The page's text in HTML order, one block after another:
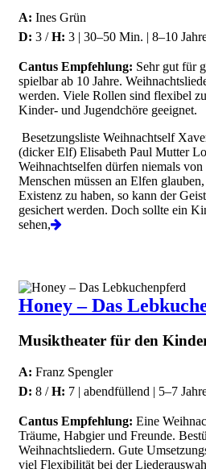
A: Ines Grün
D: 3 /H: 3 | 30–50 Min. | 8–10
Cantus Empfehlung: Sehr gut für
spielbar ab 10 Jahre.
werden. Viele Rollen sind flexibel
Kinder- und Jugendchöre geeignet.
Besetzungsliste Weihnachtself
(dicker Elf) Elisabeth Paul Mutter
Weihnachtselfen dürfen niemals
Menschen müssen an Elfen
Existenz zu haben, so kann der
gesichert werden. Doch sollte ein
sehen,
Honey – Das
Musiktheater für den
A: Franz Spengler
D: 8 /H: 7 | abendfüllend | 5–7
Cantus Empfehlung: Eine
Träume, Habgier und Freunde.
Weihnachtsliedern. Gute
viel Flexibilität bei der